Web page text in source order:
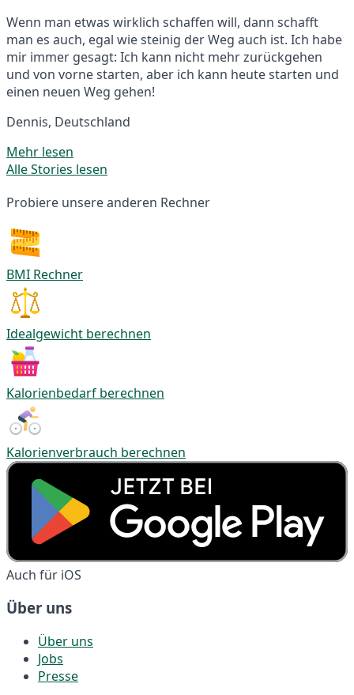
Wenn man etwas wirklich schaffen will, dann schafft
man es auch, egal wie steinig der Weg auch ist. Ich habe
mir immer gesagt: Ich kann nicht mehr zurückgehen
und von vorne starten, aber ich kann heute starten und
einen neuen Weg gehen!
Dennis, Deutschland
Mehr lesen
Alle Stories lesen
Probiere unsere anderen Rechner
BMI Rechner
Idealgewicht berechnen
Kalorienbedarf berechnen
Kalorienverbrauch berechnen
Auch für iOS
Über uns
Über uns
Jobs
Presse